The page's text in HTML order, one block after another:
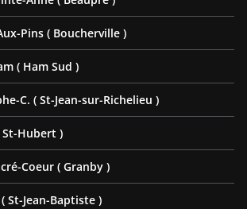
Pins ( Boucherville )
( Ham Sud )
C. ( St-Jean-sur-Richelieu )
St-Hubert )
Coeur ( Granby )
St-Jean-Baptiste )